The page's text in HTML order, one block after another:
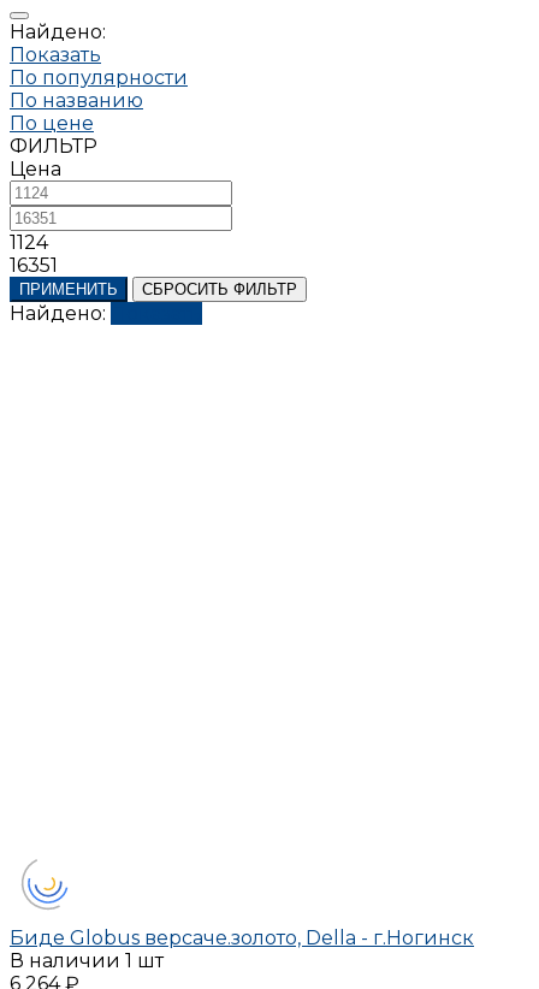
Найдено:
Показать
По популярности
По названию
По цене
ФИЛЬТР
Цена
1124
16351
ПРИМЕНИТЬ СБРОСИТЬ ФИЛЬТР
Найдено:
Биде Globus версаче.золото, Della - г.Ногинск
В наличии 1 шт
6 264 ₽